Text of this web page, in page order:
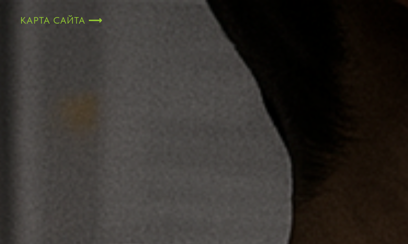
КАРТА САЙТА ⟶